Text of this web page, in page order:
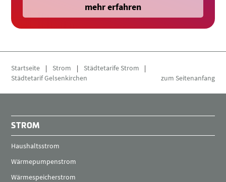
mehr erfahren
Startseite | Strom | Städtetarife Strom
|
Städtetarif Gelsenkirchen
zum Seitenanfang
STROM
Haushaltsstrom
Wärmepumpenstrom
Wärmespeicherstrom